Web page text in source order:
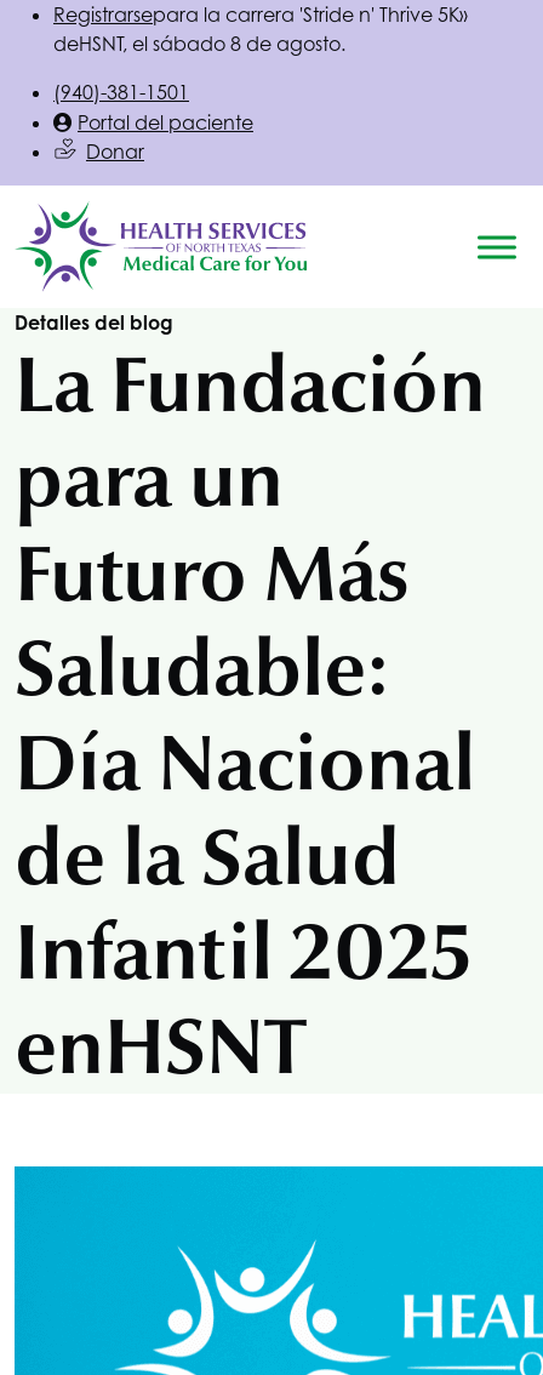
Registrarsepara la carrera 'Stride n' Thrive 5K»
deHSNT, el sábado 8 de agosto.
(940)-381-1501
Portal del paciente
Donar
Detalles del blog
La Fundación
para un
Futuro Más
Saludable:
Día Nacional
de la Salud
Infantil 2025
enHSNT